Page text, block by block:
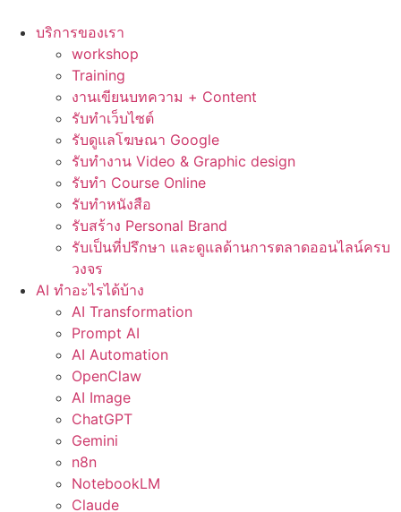
บริการของเรา
workshop
Training
งานเขียนบทความ + Content
รับทำเว็บไซต์
รับดูแลโฆษณา Google
รับทำงาน Video & Graphic design
รับทำ Course Online
รับทำหนังสือ
รับสร้าง Personal Brand
รับเป็นที่ปรึกษา และดูแลด้านการตลาดออนไลน์ครบ
วงจร
AI ทำอะไรได้บ้าง
AI Transformation
Prompt AI
AI Automation
OpenClaw
AI Image
ChatGPT
Gemini
n8n
NotebookLM
Claude